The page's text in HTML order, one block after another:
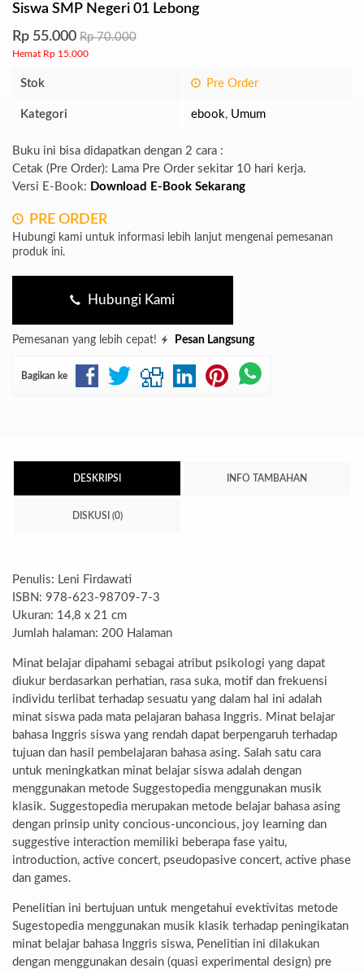
Siswa SMP Negeri 01 Lebong
Rp 55.000 Rp 70.000
Hemat Rp 15.000
Stok Pre Order
Kategori ebook, Umum
Buku ini bisa didapatkan dengan 2 cara :
Cetak (Pre Order): Lama Pre Order sekitar 10 hari kerja.
Versi E-Book: Download E-Book Sekarang
PRE ORDER
Hubungi kami untuk informasi lebih lanjut mengenai pemesanan
produk ini.
Hubungi Kami
Pemesanan yang lebih cepat! Pesan Langsung
Bagikan ke
DESKRIPSI INFO TAMBAHAN
DISKUSI (0)
Penulis: Leni Firdawati
ISBN: 978-623-98709-7-3
Ukuran: 14,8 x 21 cm
Jumlah halaman: 200 Halaman
Minat belajar dipahami sebagai atribut psikologi yang dapat
diukur berdasarkan perhatian, rasa suka, motif dan frekuensi
individu terlibat terhadap sesuatu yang dalam hal ini adalah
minat siswa pada mata pelajaran bahasa Inggris. Minat belajar
bahasa Inggris siswa yang rendah dapat berpengaruh terhadap
tujuan dan hasil pembelajaran bahasa asing. Salah satu cara
untuk meningkatkan minat belajar siswa adalah dengan
menggunakan metode Suggestopedia menggunakan musik
klasik. Suggestopedia merupakan metode belajar bahasa asing
dengan prinsip unity concious-unconcious, joy learning dan
suggestive interaction memiliki beberapa fase yaitu,
introduction, active concert, pseudopasive concert, active phase
dan games.
Penelitian ini bertujuan untuk mengetahui evektivitas metode
Sugestopedia menggunakan musik klasik terhadap peningikatan
minat belajar bahasa Inggris siswa, Penelitian ini dilakukan
dengan menggunakan desain (quasi experimental design) pre